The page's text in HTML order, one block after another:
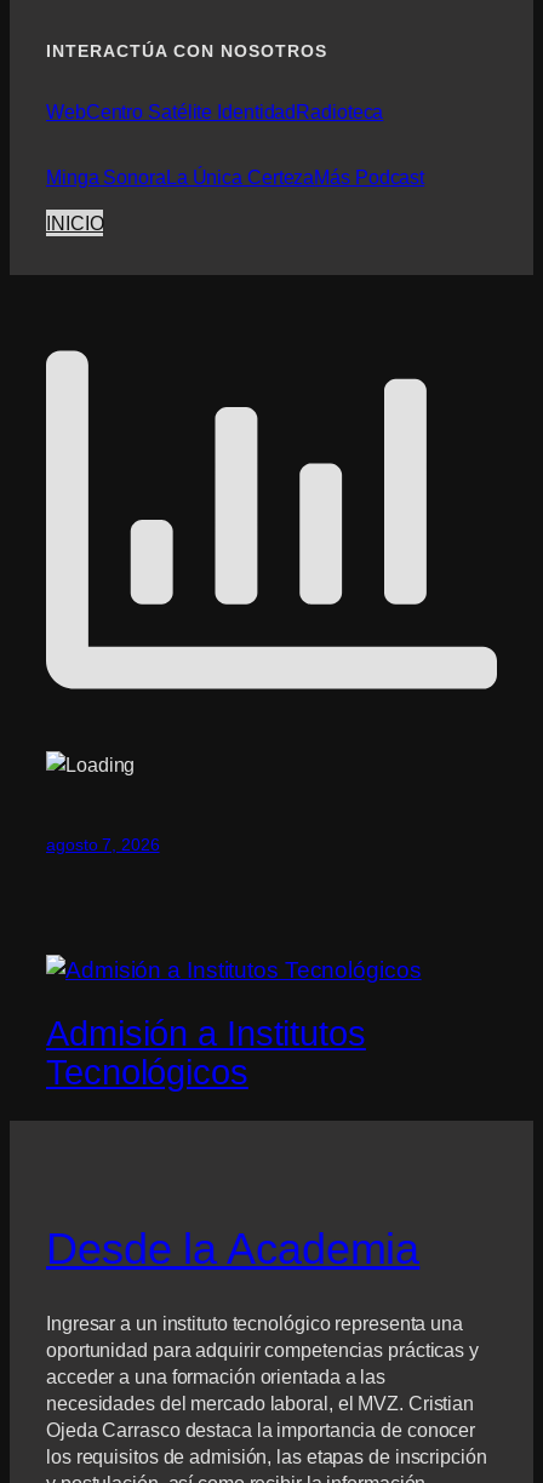
INTERACTÚA CON NOSOTROS
WebCentro Satélite IdentidadRadioteca
Minga SonoraLa Única CertezaMás Podcast
INICIO
agosto 7, 2026
Admisión a Institutos
Tecnológicos
Desde la Academia
Ingresar a un instituto tecnológico representa una
oportunidad para adquirir competencias prácticas y
acceder a una formación orientada a las
necesidades del mercado laboral, el MVZ. Cristian
Ojeda Carrasco destaca la importancia de conocer
los requisitos de admisión, las etapas de inscripción